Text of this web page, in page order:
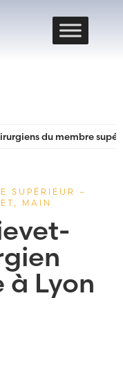
du membre
SUPÉRIEUR –
MAIN
Lyon